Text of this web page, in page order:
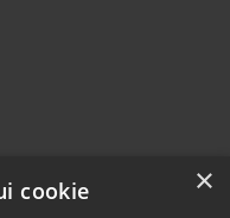
×
cookie